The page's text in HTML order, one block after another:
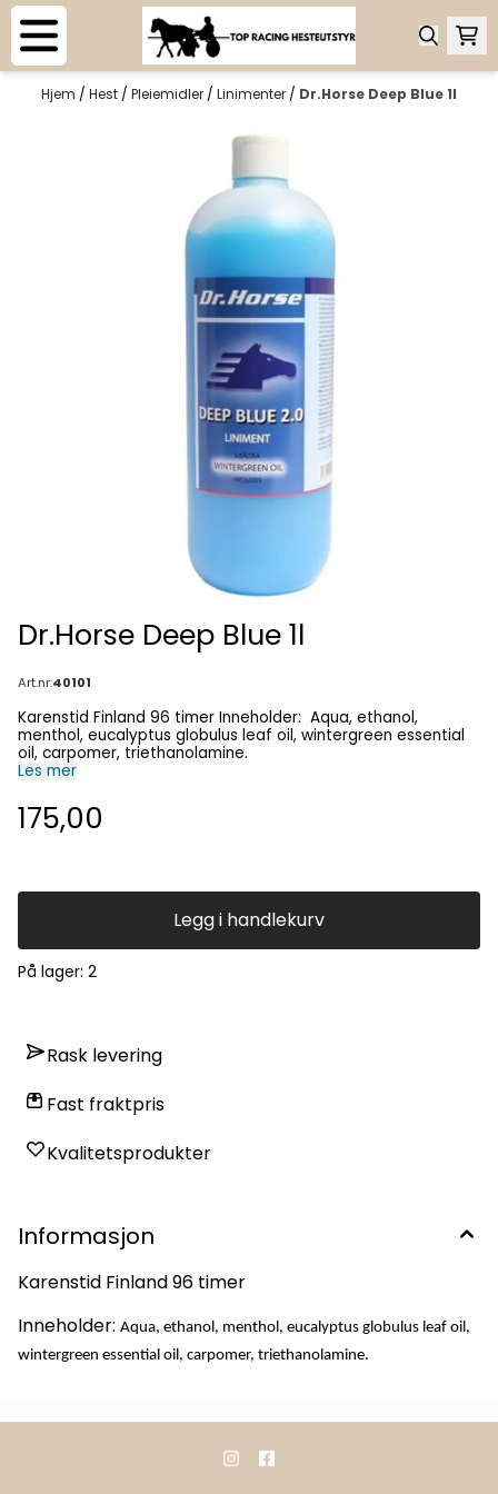
Hopp til innhold
Hjem / Hest / Pleiemidler / Linimenter / Dr.Horse Deep Blue 1l
Dr.Horse Deep Blue 1l
Art.nr:40101
Karenstid Finland 96 timer Inneholder: Aqua, ethanol,
menthol, eucalyptus globulus leaf oil, wintergreen essential
oil, carpomer, triethanolamine.
Les mer
175,00
Legg i handlekurv
På lager: 2
Rask levering
Fast fraktpris
Kvalitetsprodukter
Informasjon
Karenstid Finland 96 timer
Inneholder: Aqua, ethanol, menthol, eucalyptus globulus leaf oil,
wintergreen essential oil, carpomer, triethanolamine.